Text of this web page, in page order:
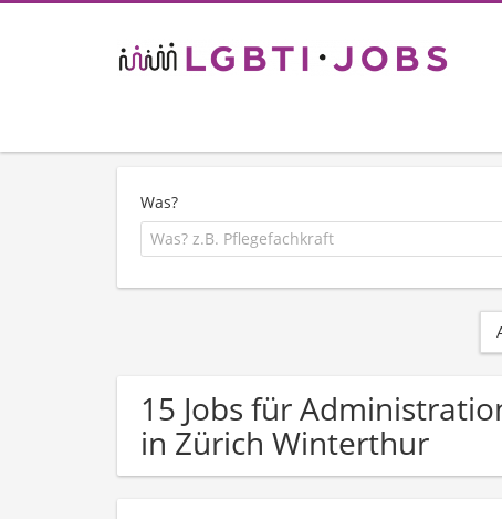
Was?
15 Jobs für
in Zürich Winterthur